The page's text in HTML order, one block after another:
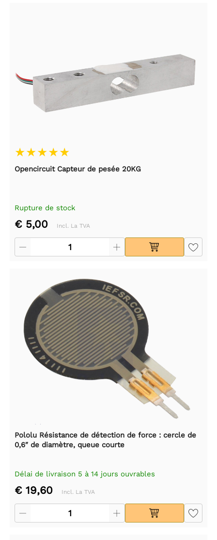
Opencircuit Capteur de pesée 20KG
Rupture de stock
€ 5,00 Incl. La TVA
Pololu Résistance de détection de force : cercle de
0,6″ de diamètre, queue courte
Délai de livraison 5 à 14 jours ouvrables
€ 19,60 Incl. La TVA